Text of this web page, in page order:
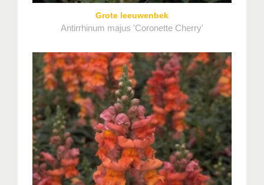
Grote leeuwenbek
Antirrhinum majus 'Coronette Cherry'